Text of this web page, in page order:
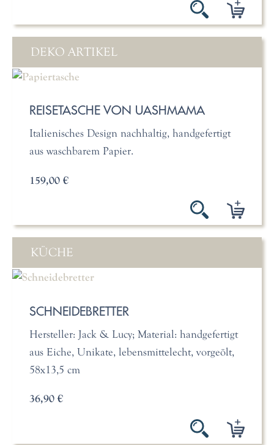
DEKO ARTIKEL
REISETASCHE VON UASHMAMA
Italienisches Design nachhaltig, handgefertigt
aus waschbarem Papier.
159,00 €
KÜCHE
SCHNEIDEBRETTER
Hersteller: Jack & Lucy; Material: handgefertigt
aus Eiche, Unikate, lebensmittelecht, vorgeölt,
58x13,5 cm
36,90 €